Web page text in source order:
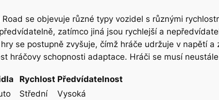
Road se objevuje různé typy vozidel s různými
zatímco jiná jsou rychlejší a
se postupně zvyšuje, čímž hráče udržuje v napětí
hráčovy schopnosti adaptace. Hráči se musí
Rychlost Předvídatelnost
Střední
Vysoká